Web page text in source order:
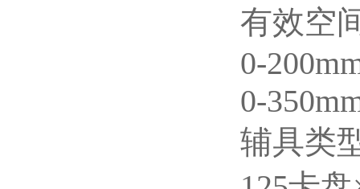
有效空
0-
0-
辅具类